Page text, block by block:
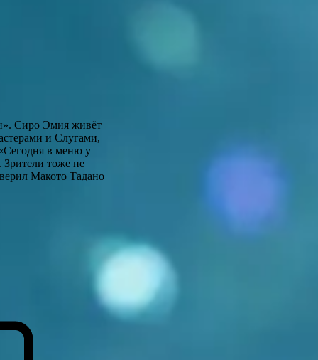
Сиро Эмия живёт
и Слугами,
в меню у
Зрители тоже не
Макото Тадано